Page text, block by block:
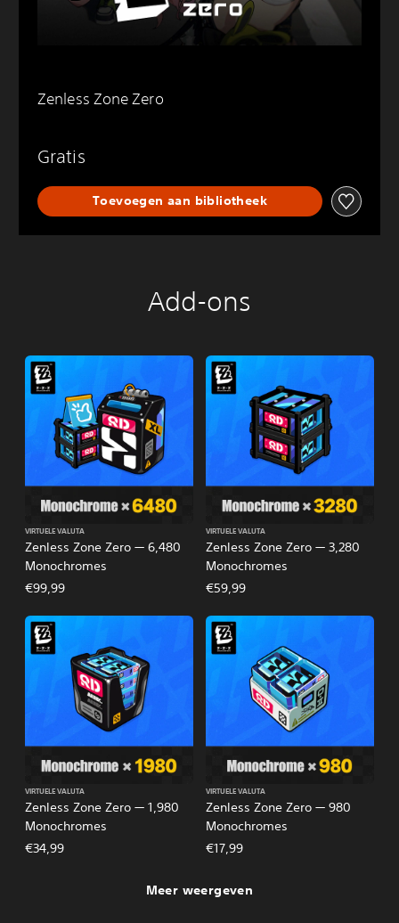
Zenless Zone Zero
Gratis
Toevoegen aan bibliotheek
Add-ons
Zenless Zone Zero — 6,480
Monochromes
VIRTUELE VALUTA
€99,99
Zenless Zone Zero — 3,280
Monochromes
VIRTUELE VALUTA
€59,99
Zenless Zone Zero — 1,980
Monochromes
VIRTUELE VALUTA
€34,99
Zenless Zone Zero — 980
Monochromes
VIRTUELE VALUTA
€17,99
Meer weergeven